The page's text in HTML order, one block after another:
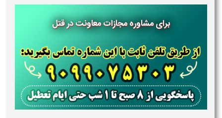
برای مشاوره مجازات معاونت در قتل